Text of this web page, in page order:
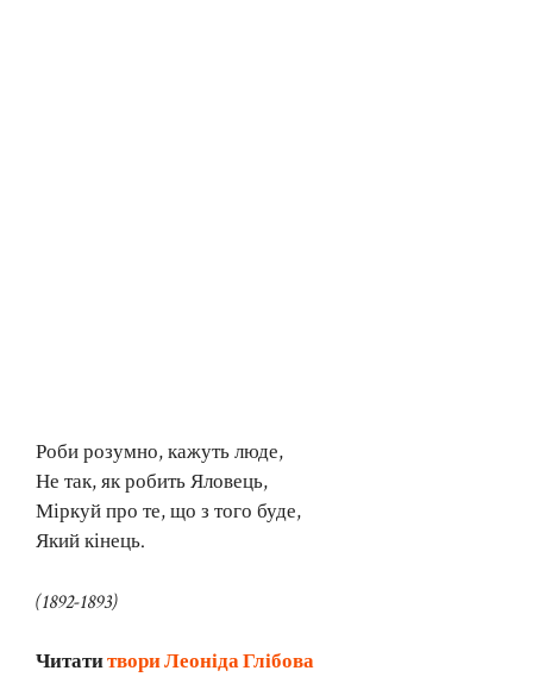
Роби розумно, кажуть люде,
Не так, як робить Яловець,
Міркуй про те, що з того буде,
Який кінець.
(1892-1893)
Читатитвори Леоніда Глібова